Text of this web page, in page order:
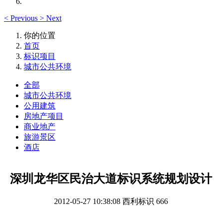
< Previous > Next
你的位置
首页
标识项目
城市公共环境
全部
城市公共环境
公用建筑
房地产项目
商业地产
旅游景区
酒店
深圳龙华区民治大道标识系统规划设计
2012-05-27 10:38:08 西利标识 666